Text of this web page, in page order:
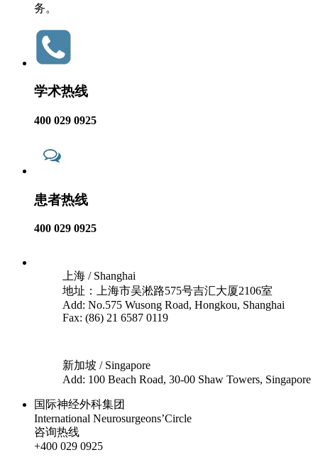
务。
学术热线
400 029 0925
患者热线
400 029 0925
上海 / Shanghai
地址：上海市吴淞路575号吉汇大厦2106室
Add: No.575 Wusong Road, Hongkou, Shanghai
Fax: (86) 21 6587 0119
新加坡 / Singapore
Add: 100 Beach Road, 30-00 Shaw Towers, Singapore
国际神经外科集团
International Neurosurgeons’Circle
咨询热线
+400 029 0925